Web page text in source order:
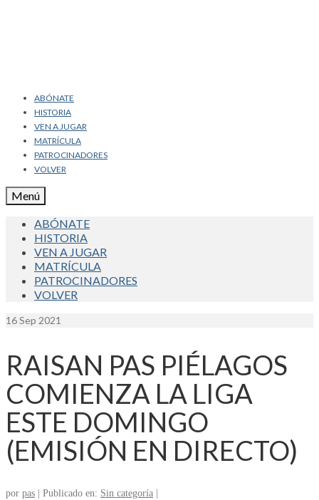
ABÓNATE
HISTORIA
VEN A JUGAR
MATRÍCULA
PATROCINADORES
VOLVER
Menú
ABÓNATE
HISTORIA
VEN A JUGAR
MATRÍCULA
PATROCINADORES
VOLVER
16Sep 2021
RAISAN PAS PIÉLAGOS
COMIENZA LA LIGA
ESTE DOMINGO
(EMISIÓN EN DIRECTO)
por pas Publicado en: Sin categoría